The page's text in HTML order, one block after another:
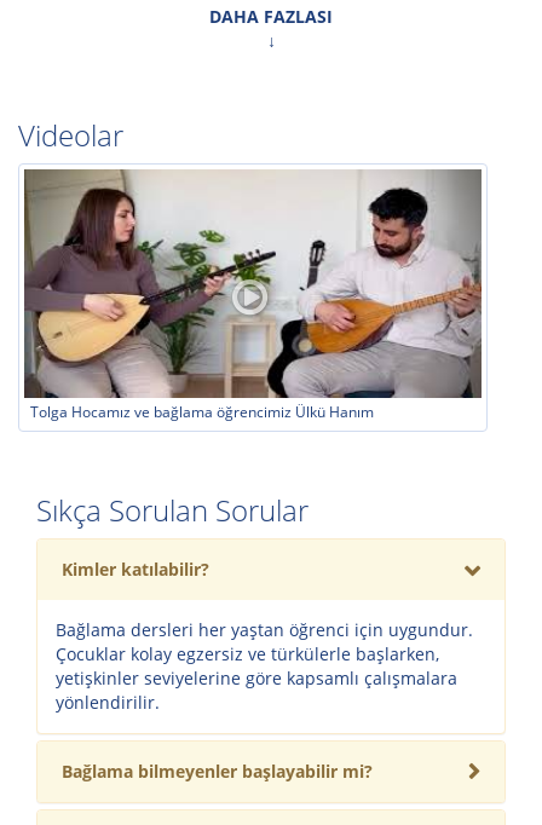
Hiç bağlama bilmeyenler için temel eğitim;
deneyimliler için ileri düzey teknik ve repertuvar
yapılmaktadır.
Kök Sanat Akademi’de bağlama eğitimi, Türk Halk Müziği’ne
ilgi duyan hobi öğrencilerinden konservatuvar hedefleyenlere
kadar herkes için uygundur.
DAHA FAZLASI
Videolar
Tolga Hocamız ve bağlama öğrencimiz Ülkü Hanım
Sıkça Sorulan Sorular
Kimler katılabilir?
Bağlama dersleri her yaştan öğrenci için uygundur.
Çocuklar kolay egzersiz ve türkülerle başlarken,
yetişkinler seviyelerine göre kapsamlı çalışmalara
yönlendirilir.
Bağlama bilmeyenler başlayabilir mi?